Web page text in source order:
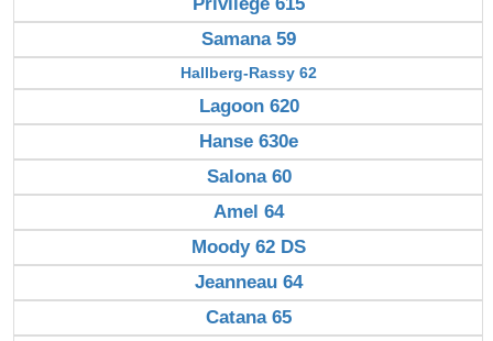
Samana 59
Hallberg-Rassy 62
Lagoon 620
Hanse 630e
Salona 60
Amel 64
Moody 62 DS
Jeanneau 64
Catana 65